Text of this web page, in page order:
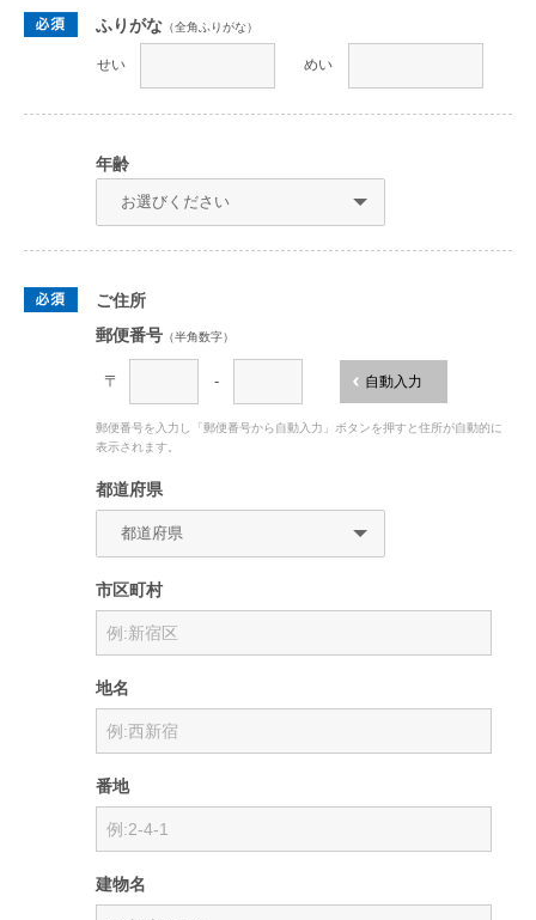
ふりがな （全角ふりがな）
せい めい
年齢
ご住所
郵便番号 （半角数字）
〒 - 自動入力
郵便番号を入力し「郵便番号から自動入力」ボタンを押すと住所が自動的に
表示されます。
都道府県
市区町村
地名
番地
建物名